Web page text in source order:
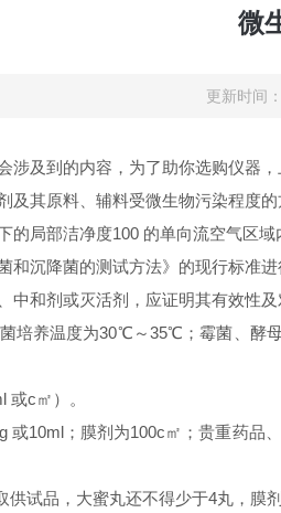
微
更新时间
涉及到的内容，为了助你选购仪器
及其原料、辅料受微生物污染程度
的局部洁净度100 的单向流空气区
沉降菌的测试方法》的现行标准进
和剂或灭活剂，应证明其有效性及
培养温度为30℃～35℃；霉菌、酵
c㎡）。
或10ml；膜剂为100c㎡；贵重药
试品，大蜜丸还不得少于4丸，膜